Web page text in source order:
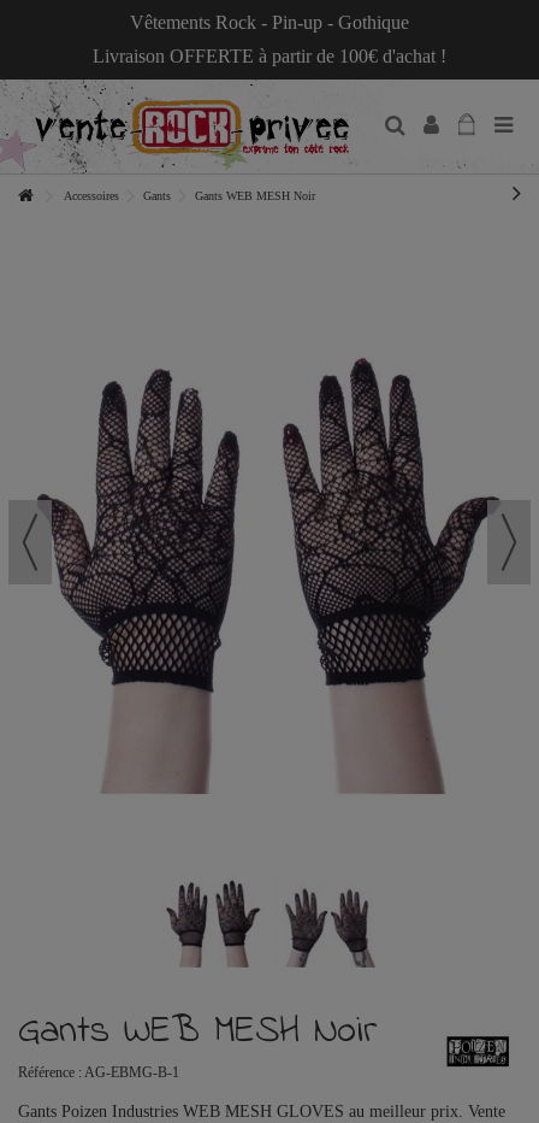
Vêtements Rock - Pin-up - Gothique
Livraison OFFERTE à partir de 100€ d'achat !
Accessoires Gants Gants WEB MESH Noir
Gants WEB MESH Noir
Référence : AG-EBMG-B-1
Gants Poizen Industries WEB MESH GLOVES au meilleur prix. Vente